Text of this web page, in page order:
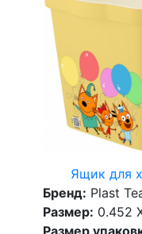
Ящик для
Бренд: Plast
Размер: 0.452
Размер